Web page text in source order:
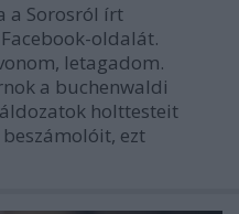
a Sorosról írt
oldalát.
letagadom.
a buchenwaldi
holttesteit
ezt